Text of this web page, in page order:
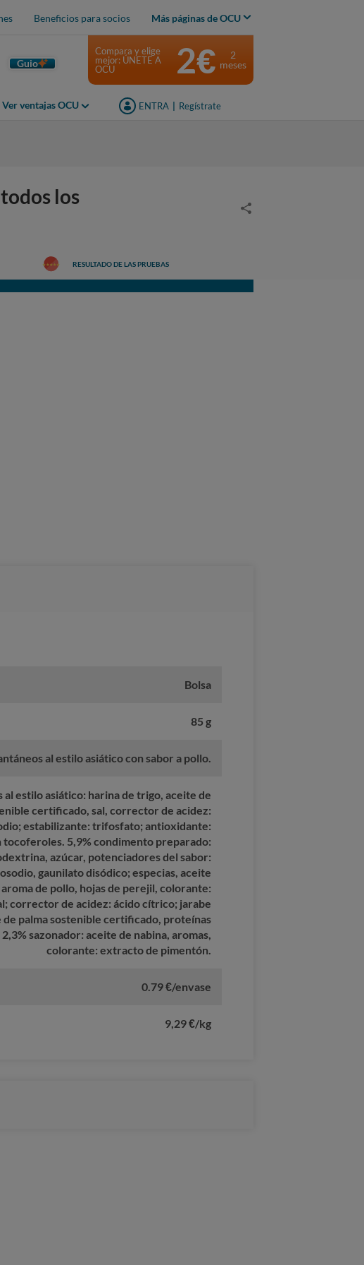
Beneficios para socios Más páginas de OCU
Guio
Ver ventajas OCU ENTRA Regístrate
Compara y elige
mejor: ÚNETE A
OCU
2€
2
meses
los
RESULTADO DE LAS PRUEBAS
Bolsa
85 g
al estilo asiático con sabor a pollo.
estilo asiático: harina de trigo, aceite de
certificado, sal, corrector de acidez:
estabilizante: trifosfato; antioxidante:
5,9% condimento preparado:
azúcar, potenciadores del sabor:
gaunilato disódico; especias, aceite
de pollo, hojas de perejil, colorante:
corrector de acidez: ácido cítrico; jarabe
de palma sostenible certificado, proteínas
sazonador: aceite de nabina, aromas,
colorante: extracto de pimentón.
0.79 €/envase
9,29 €/kg